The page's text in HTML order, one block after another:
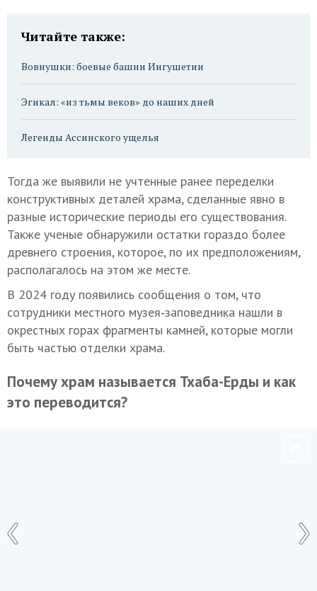
Читайте также:
Вовнушки: боевые башни Ингушетии
Эгикал: «из тьмы веков» до наших дней
Легенды Ассинского ущелья
Тогда же выявили не учтенные ранее переделки
конструктивных деталей храма, сделанные явно в
разные исторические периоды его существования.
Также ученые обнаружили остатки гораздо более
древнего строения, которое, по их предположениям,
располагалось на этом же месте.
В 2024 году появились сообщения о том, что
сотрудники местного музея‑заповедника нашли в
окрестных горах фрагменты камней, которые могли
быть частью отделки храма.
Почему храм называется Тхаба-Ерды и как
это переводится?